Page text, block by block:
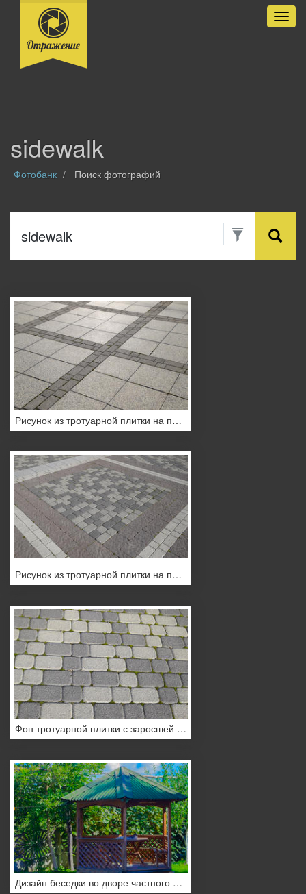
sidewalk
Фотобанк Поиск фотографий
Рисунок из тротуарной плитки на площади
Рисунок из тротуарной плитки на площади
Фон тротуарной плитки с заросшей мхом по щелям
Дизайн беседки во дворе частного дома